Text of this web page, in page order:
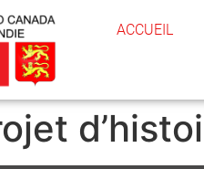
ACCUEIL